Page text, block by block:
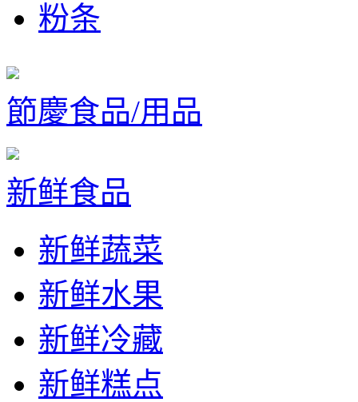
粉条
節慶食品/用品
新鲜食品
新鲜蔬菜
新鲜水果
新鲜冷藏
新鲜糕点